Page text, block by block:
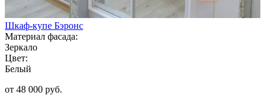
Шкаф-купе Бэронс
Материал фасада:
Зеркало
Цвет:
Белый
от 48 000 руб.